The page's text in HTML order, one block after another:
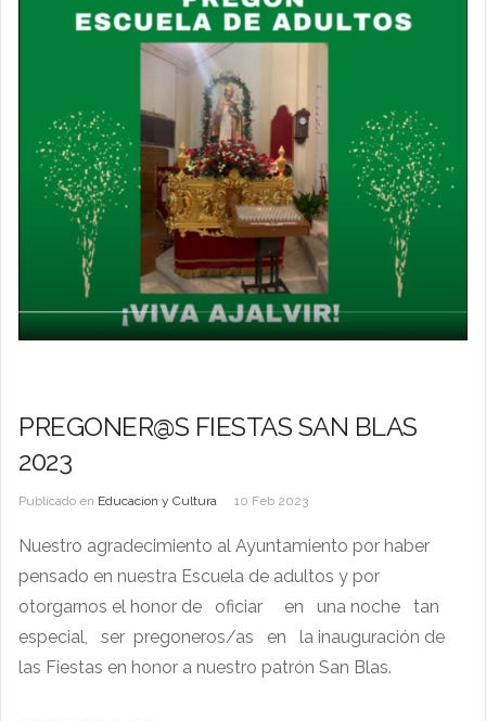
PREGONER@S FIESTAS SAN BLAS
2023
Publicado en Educacion y Cultura 10 Feb 2023
Nuestro agradecimiento al Ayuntamiento por haber
pensado en nuestra Escuela de adultos y por
otorgarnos el honor de oficiar en una noche tan
especial, ser pregoneros/as en la inauguración de
las Fiestas en honor a nuestro patrón San Blas.